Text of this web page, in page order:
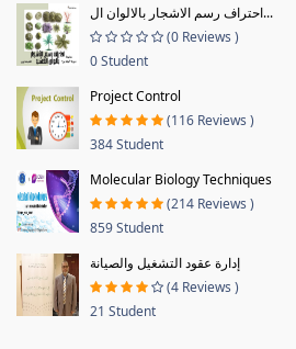
احتراف رسم الاشجار بالالوان ال...
(0 Reviews )
0 Student
Project Control
(116 Reviews )
384 Student
Molecular Biology Techniques
(214 Reviews )
859 Student
إدارة عقود التشغيل والصيانة
(4 Reviews )
21 Student